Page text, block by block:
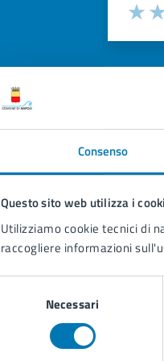
Consenso
Questo sito web utilizza i
Utilizziamo cookie tecnici di
raccogliere informazioni
Necessari
Valuta